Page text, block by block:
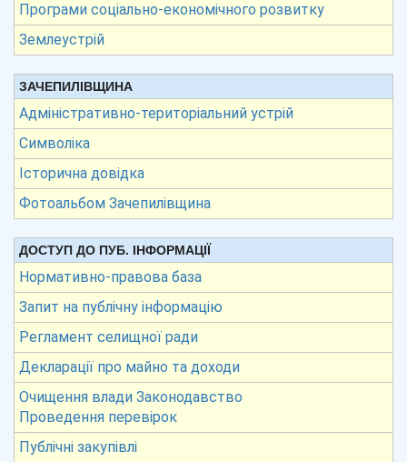
Програми соціально-економічного розвитку
Землеустрій
ЗАЧЕПИЛІВЩИНА
Адміністративно-територіальний устрій
Символіка
Історична довідка
Фотоальбом Зачепилівщина
ДОСТУП ДО ПУБ. ІНФОРМАЦІЇ
Нормативно-правова база
Запит на публічну інформацію
Регламент селищної ради
Декларації про майно та доходи
Очищення влади Законодавство
Проведення перевірок
Публічні закупівлі